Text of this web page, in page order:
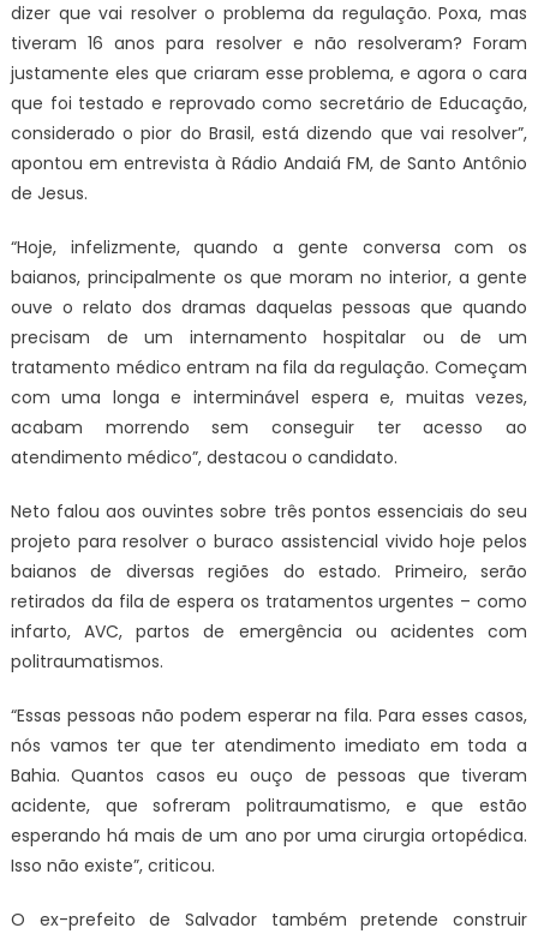
dizer que vai resolver o problema da regulação. Poxa, mas
tiveram 16 anos para resolver e não resolveram? Foram
justamente eles que criaram esse problema, e agora o cara
que foi testado e reprovado como secretário de Educação,
considerado o pior do Brasil, está dizendo que vai resolver”,
apontou em entrevista à Rádio Andaiá FM, de Santo Antônio
de Jesus.
“Hoje, infelizmente, quando a gente conversa com os
baianos, principalmente os que moram no interior, a gente
ouve o relato dos dramas daquelas pessoas que quando
precisam de um internamento hospitalar ou de um
tratamento médico entram na fila da regulação. Começam
com uma longa e interminável espera e, muitas vezes,
acabam morrendo sem conseguir ter acesso ao
atendimento médico”, destacou o candidato.
Neto falou aos ouvintes sobre três pontos essenciais do seu
projeto para resolver o buraco assistencial vivido hoje pelos
baianos de diversas regiões do estado. Primeiro, serão
retirados da fila de espera os tratamentos urgentes – como
infarto, AVC, partos de emergência ou acidentes com
politraumatismos.
“Essas pessoas não podem esperar na fila. Para esses casos,
nós vamos ter que ter atendimento imediato em toda a
Bahia. Quantos casos eu ouço de pessoas que tiveram
acidente, que sofreram politraumatismo, e que estão
esperando há mais de um ano por uma cirurgia ortopédica.
Isso não existe”, criticou.
O ex-prefeito de Salvador também pretende construir